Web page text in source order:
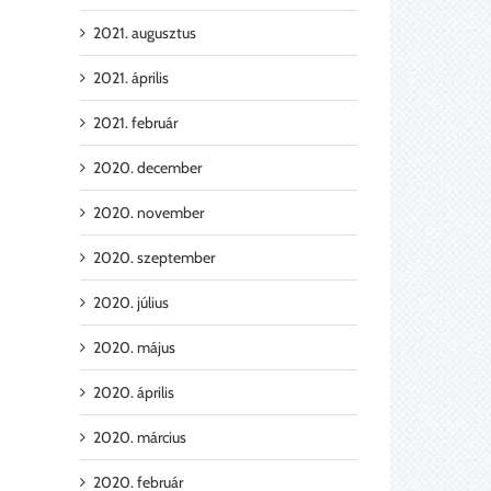
2021. augusztus
2021. április
2021. február
2020. december
2020. november
2020. szeptember
2020. július
2020. május
2020. április
2020. március
2020. február